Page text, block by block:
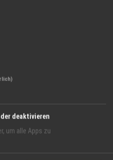
deaktivieren
um alle Apps zu